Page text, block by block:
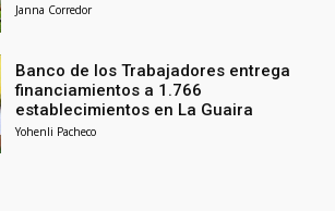
Janna Corredor
Banco de los Trabajadores entrega
financiamientos a 1.766
establecimientos en La Guaira
Yohenli Pacheco